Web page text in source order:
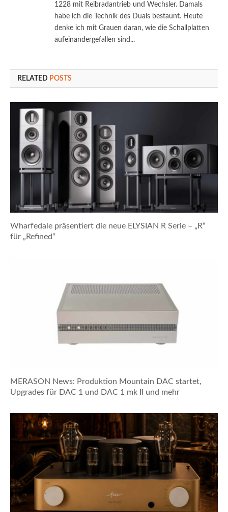
1228 mit Reibradantrieb und Wechsler. Damals
habe ich die Technik des Duals bestaunt. Heute
denke ich mit Grauen daran, wie die Schallplatten
aufeinandergefallen sind...
RELATED POSTS
Wharfedale präsentiert die neue ELYSIAN R Serie – „R“
für „Refined“
MERASON News: Produktion Mountain DAC startet,
Upgrades für DAC 1 und DAC 1 mk II und mehr